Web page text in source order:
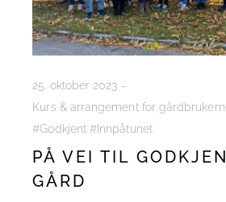
25. oktober 2023
Kurs & arrangement for
#Godkjent #Innpåtunet
PÅ VEI TIL
GÅRD